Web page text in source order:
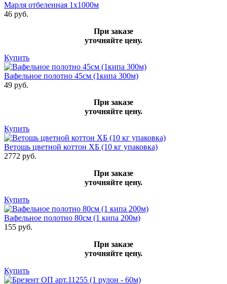
Марля отбеленная 1х1000м
46 руб.
При заказе
уточняйте цену.
Купить
Вафельное полотно 45см (1кипа 300м)
49 руб.
При заказе
уточняйте цену.
Купить
Ветошь цветной коттон ХБ (10 кг упаковка)
2772 руб.
При заказе
уточняйте цену.
Купить
Вафельное полотно 80см (1 кипа 200м)
155 руб.
При заказе
уточняйте цену.
Купить